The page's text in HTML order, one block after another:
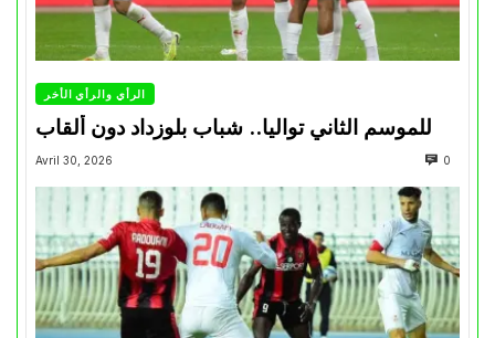
الرأي والرأي الأخر
للموسم الثاني تواليا.. شباب بلوزداد دون ألقاب
Avril 30, 2026 0